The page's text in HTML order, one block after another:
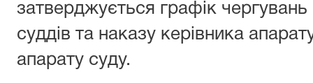
затверджується графік чергувань
суддів та наказу керівника
апарату суду.